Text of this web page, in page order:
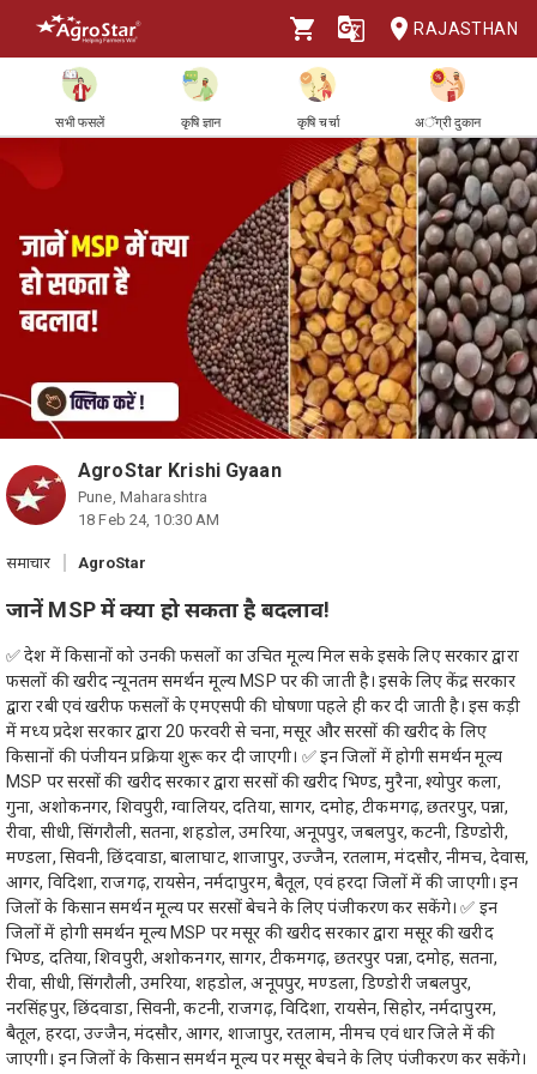
RAJASTHAN
सभी फसलें कृषि ज्ञान कृषि चर्चा अॅग्री दुकान
AgroStar Krishi Gyaan
Pune, Maharashtra
18 Feb 24, 10:30 AM
समाचार AgroStar
जानें MSP में क्या हो सकता है बदलाव!
✅ देश में किसानों को उनकी फसलों का उचित मूल्य मिल सके इसके लिए सरकार द्वारा
फसलों की खरीद न्यूनतम समर्थन मूल्य MSP पर की जाती है। इसके लिए केंद्र सरकार
द्वारा रबी एवं खरीफ फसलों के एमएसपी की घोषणा पहले ही कर दी जाती है। इस कड़ी
में मध्य प्रदेश सरकार द्वारा 20 फरवरी से चना, मसूर और सरसों की खरीद के लिए
किसानों की पंजीयन प्रक्रिया शुरू कर दी जाएगी। ✅ इन जिलों में होगी समर्थन मूल्य
MSP पर सरसों की खरीद सरकार द्वारा सरसों की खरीद भिण्ड, मुरैना, श्योपुर कला,
गुना, अशोकनगर, शिवपुरी, ग्वालियर, दतिया, सागर, दमोह, टीकमगढ़, छतरपुर, पन्ना,
रीवा, सीधी, सिंगरौली, सतना, शहडोल, उमरिया, अनूपपुर, जबलपुर, कटनी, डिण्डोरी,
मण्डला, सिवनी, छिंदवाडा, बालाघाट, शाजापुर, उज्जैन, रतलाम, मंदसौर, नीमच, देवास,
आगर, विदिशा, राजगढ़, रायसेन, नर्मदापुरम, बैतूल, एवं हरदा जिलों में की जाएगी। इन
जिलों के किसान समर्थन मूल्य पर सरसों बेचने के लिए पंजीकरण कर सकेंगे। ✅ इन
जिलों में होगी समर्थन मूल्य MSP पर मसूर की खरीद सरकार द्वारा मसूर की खरीद
भिण्ड, दतिया, शिवपुरी, अशोकनगर, सागर, टीकमगढ़, छतरपुर पन्ना, दमोह, सतना,
रीवा, सीधी, सिंगरौली, उमरिया, शहडोल, अनूपपुर, मण्डला, डिण्डोरी जबलपुर,
नरसिंहपुर, छिंदवाडा, सिवनी, कटनी, राजगढ़, विदिशा, रायसेन, सिहोर, नर्मदापुरम,
बैतूल, हरदा, उज्जैन, मंदसौर, आगर, शाजापुर, रतलाम, नीमच एवं धार जिले में की
जाएगी। इन जिलों के किसान समर्थन मूल्य पर मसूर बेचने के लिए पंजीकरण कर सकेंगे।